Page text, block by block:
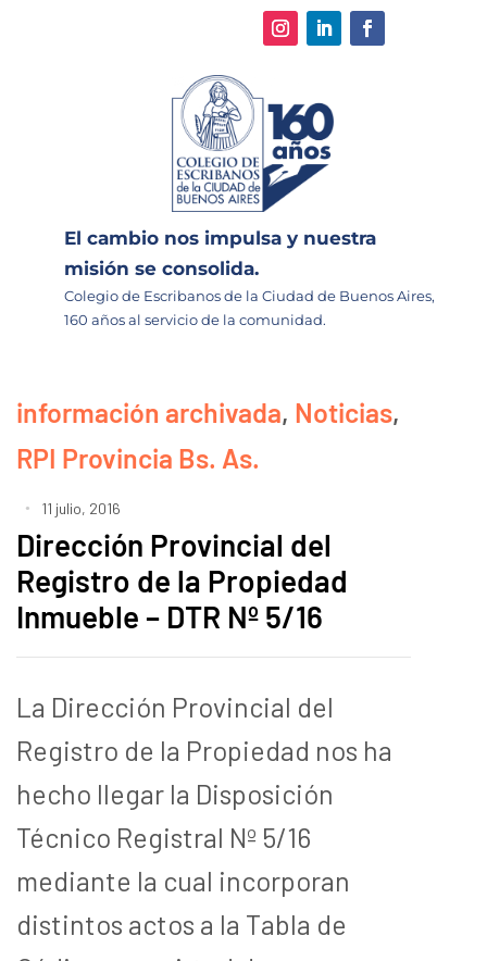
El cambio nos impulsa y nuestra
misión se consolida.
Colegio de Escribanos de la Ciudad de Buenos Aires,
160 años al servicio de la comunidad.
información archivada, Noticias,
RPI Provincia Bs. As.
11 julio, 2016
Dirección Provincial del
Registro de la Propiedad
Inmueble – DTR Nº 5/16
La Dirección Provincial del
Registro de la Propiedad nos ha
hecho llegar la Disposición
Técnico Registral Nº 5/16
mediante la cual incorporan
distintos actos a la Tabla de